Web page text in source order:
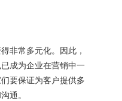
常多元化。因此，
成为企业在营销中一
要保证为客户提供多
通。